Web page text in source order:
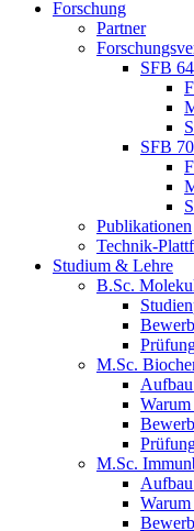
Forschung
Partner
SFB
SFB
Publikationen
Technik-
Studium & Lehre
B.Sc.
M.Sc.
M.Sc.